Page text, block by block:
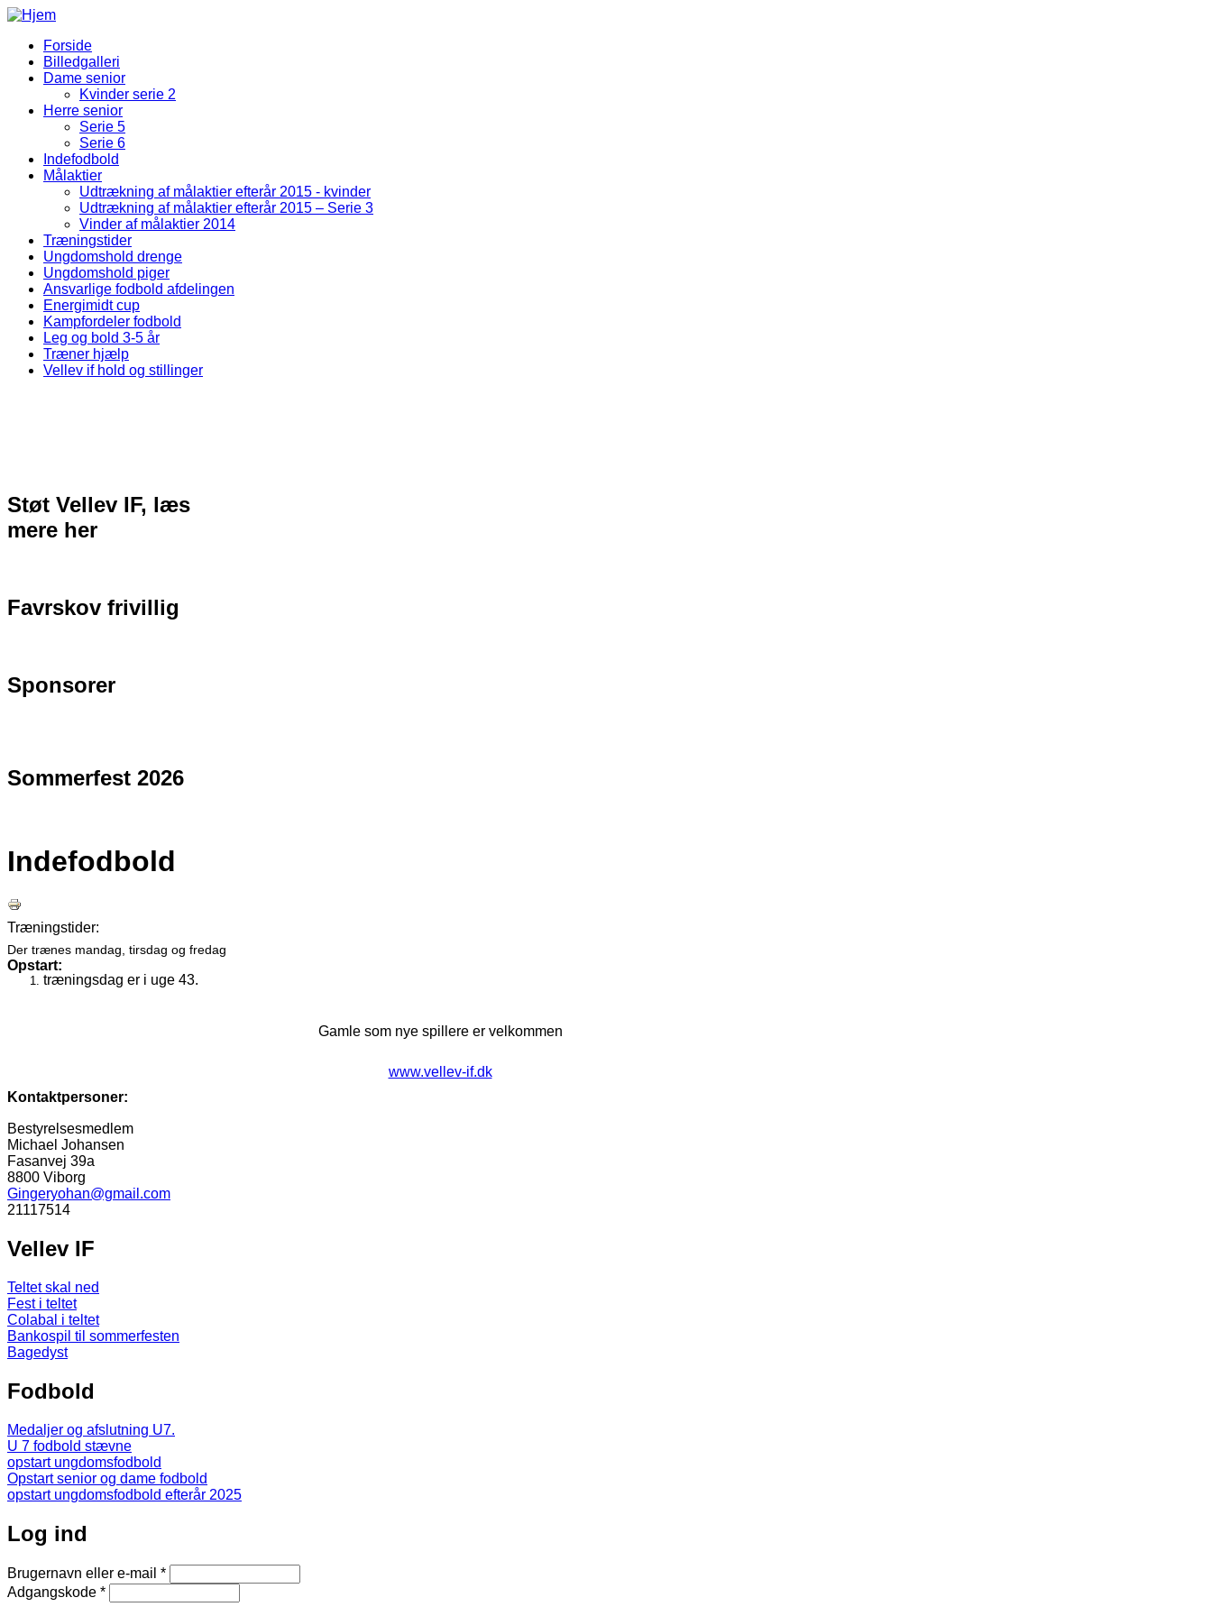
Gå til hovedindhold
Fodbold Menu
Forside
Billedgalleri
Dame senior
Kvinder serie 2
Herre senior
Serie 5
Serie 6
Indefodbold
Målaktier
Udtrækning af målaktier efterår 2015 - kvinder
Udtrækning af målaktier efterår 2015 – Serie 3
Vinder af målaktier 2014
Træningstider
Ungdomshold drenge
Ungdomshold piger
Ansvarlige fodbold afdelingen
Energimidt cup
Kampfordeler fodbold
Leg og bold 3-5 år
Træner hjælp
Vellev if hold og stillinger
Støt Vellev IF, læs
mere her
Favrskov frivillig
Sponsorer
Sommerfest 2026
Indefodbold
Træningstider:
Der trænes mandag, tirsdag og fredag
Opstart:
træningsdag er i uge 43.
Gamle som nye spillere er velkommen
www.vellev-if.dk
Kontaktpersoner:
Bestyrelsesmedlem
Michael Johansen
Fasanvej 39a
8800 Viborg
Gingeryohan@gmail.com
21117514
Vellev IF
Teltet skal ned
Fest i teltet
Colabal i teltet
Bankospil til sommerfesten
Bagedyst
Fodbold
Medaljer og afslutning U7.
U 7 fodbold stævne
opstart ungdomsfodbold
Opstart senior og dame fodbold
opstart ungdomsfodbold efterår 2025
Log ind
Brugernavn eller e-mail *
Adgangskode *